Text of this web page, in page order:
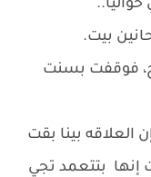
بيت.
فوقفت بسنت
بينا بقت
بتتعمد تجي